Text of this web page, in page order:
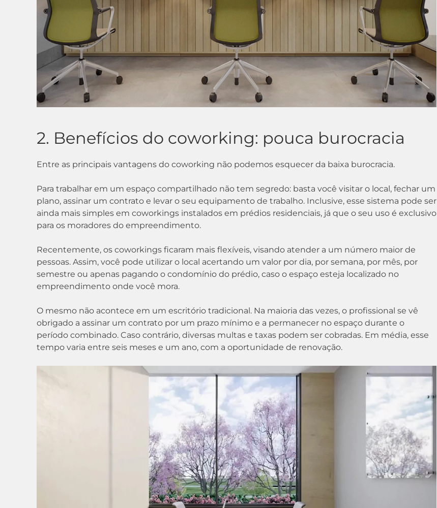
2. Benefícios do coworking: pouca burocracia
Entre as principais vantagens do coworking não podemos esquecer da baixa burocracia.
Para trabalhar em um espaço compartilhado não tem segredo: basta você visitar o local, fechar um
plano, assinar um contrato e levar o seu equipamento de trabalho. Inclusive, esse sistema pode ser
ainda mais simples em coworkings instalados em prédios residenciais, já que o seu uso é exclusivo
para os moradores do empreendimento.
Recentemente, os coworkings ficaram mais flexíveis, visando atender a um número maior de
pessoas. Assim, você pode utilizar o local acertando um valor por dia, por semana, por mês, por
semestre ou apenas pagando o condomínio do prédio, caso o espaço esteja localizado no
empreendimento onde você mora.
O mesmo não acontece em um escritório tradicional. Na maioria das vezes, o profissional se vê
obrigado a assinar um contrato por um prazo mínimo e a permanecer no espaço durante o
período combinado. Caso contrário, diversas multas e taxas podem ser cobradas. Em média, esse
tempo varia entre seis meses e um ano, com a oportunidade de renovação.